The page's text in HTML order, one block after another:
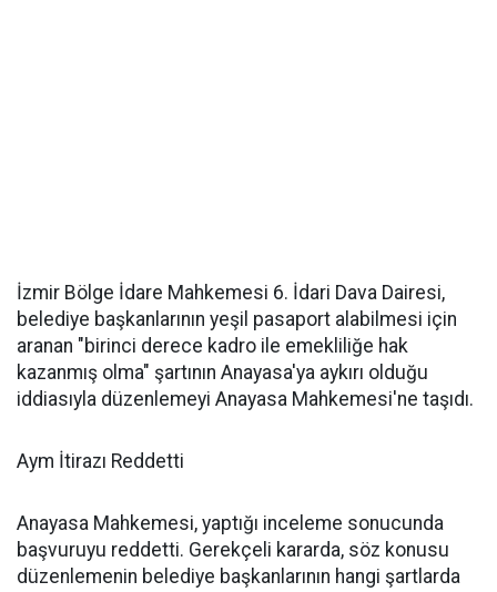
İzmir Bölge İdare Mahkemesi 6. İdari Dava Dairesi,
belediye başkanlarının yeşil pasaport alabilmesi için
aranan "birinci derece kadro ile emekliliğe hak
kazanmış olma" şartının Anayasa'ya aykırı olduğu
iddiasıyla düzenlemeyi Anayasa Mahkemesi'ne taşıdı.
Aym İtirazı Reddetti
Anayasa Mahkemesi, yaptığı inceleme sonucunda
başvuruyu reddetti. Gerekçeli kararda, söz konusu
düzenlemenin belediye başkanlarının hangi şartlarda